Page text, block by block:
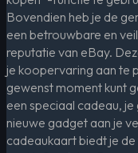
Bovendien heb je de
een betrouwbare en
reputatie van eBay.
je koopervaring aan te
gewenst moment kunt
een speciaal cadeau,
nieuwe gadget aan je
cadeaukaart biedt je